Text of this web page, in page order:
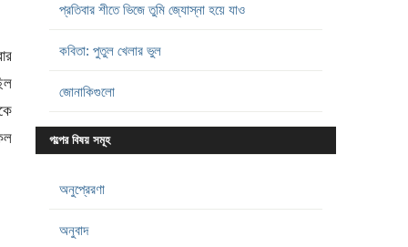
প্রতিবার শীতে ভিজে তুমি জ্যোস্না হয়ে যাও
কবিতা: পুতুল খেলার ভুল
জোনাকিগুলো
গল্পের বিষয় সমূহ
অনুপ্রেরণা
অনুবাদ